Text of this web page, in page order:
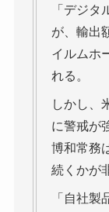
「デジ
が、輸出
イルムホ
れる。
しかし、
に警戒が
博和常務
続くかが
「自社